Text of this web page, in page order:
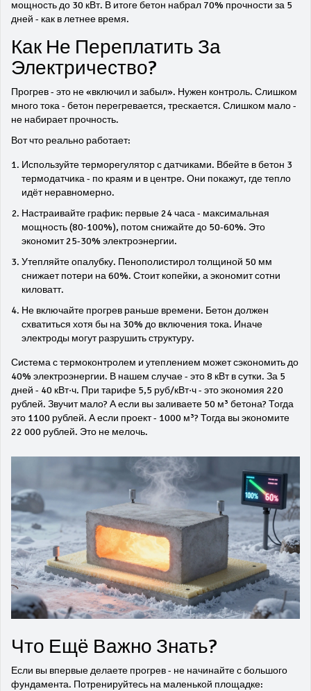
мощность до 30 кВт. В итоге бетон набрал 70% прочности за 5
дней - как в летнее время.
Как Не Переплатить За
Электричество?
Прогрев - это не «включил и забыл». Нужен контроль. Слишком
много тока - бетон перегревается, трескается. Слишком мало -
не набирает прочность.
Вот что реально работает:
Используйте терморегулятор с датчиками. Вбейте в бетон 3
термодатчика - по краям и в центре. Они покажут, где тепло
идёт неравномерно.
Настраивайте график: первые 24 часа - максимальная
мощность (80-100%), потом снижайте до 50-60%. Это
экономит 25-30% электроэнергии.
Утепляйте опалубку. Пенополистирол толщиной 50 мм
снижает потери на 60%. Стоит копейки, а экономит сотни
киловатт.
Не включайте прогрев раньше времени. Бетон должен
схватиться хотя бы на 30% до включения тока. Иначе
электроды могут разрушить структуру.
Система с термоконтролем и утеплением может сэкономить до
40% электроэнергии. В нашем случае - это 8 кВт в сутки. За 5
дней - 40 кВт·ч. При тарифе 5,5 руб/кВт·ч - это экономия 220
рублей. Звучит мало? А если вы заливаете 50 м³ бетона? Тогда
это 1100 рублей. А если проект - 1000 м³? Тогда вы экономите
22 000 рублей. Это не мелочь.
Что Ещё Важно Знать?
Если вы впервые делаете прогрев - не начинайте с большого
фундамента. Потренируйтесь на маленькой площадке: